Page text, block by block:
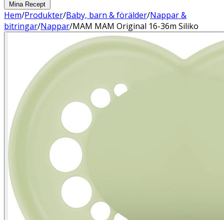
Mina Recept
Hem/Produkter/Baby, barn & förälder/Nappar &
bitringar/Nappar/MAM MAM Original 16-36m Siliko